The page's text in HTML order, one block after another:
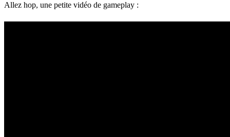
Allez hop, une petite vidéo de gameplay :